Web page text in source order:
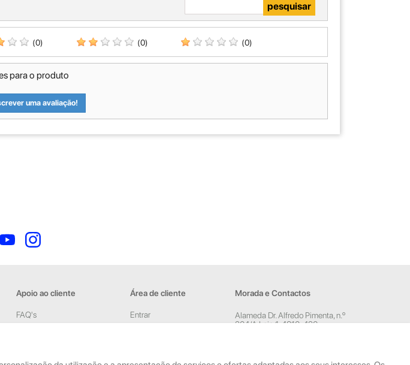
(0) (0) (0)
para o produto
uma avaliação!
YouTube
Apoio ao cliente
FAQ's
Área de cliente
Entrar
Morada e Contactos
Alameda Dr. Alfredo Pimenta, n.º
204/A Loja 1, 4810-420